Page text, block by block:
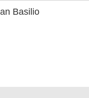
Basilio